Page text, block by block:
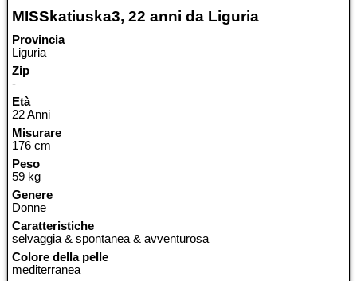
MISSkatiuska3, 22 anni da Liguria
Provincia
Liguria
Zip
-
Età
22 Anni
Misurare
176 cm
Peso
59 kg
Genere
Donne
Caratteristiche
selvaggia & spontanea & avventurosa
Colore della pelle
mediterranea